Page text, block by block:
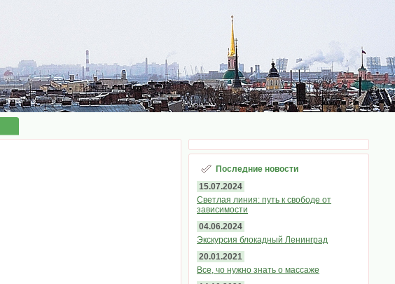
Последние новости
15.07.2024
Светлая линия: путь к свободе от
зависимости
04.06.2024
Экскурсия блокадный Ленинград
20.01.2021
Все, чо нужно знать о массаже